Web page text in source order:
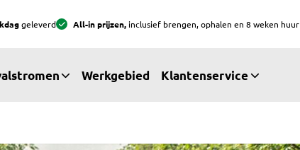
geleverd All-in prijzen, inclusief brengen, ophalen en 8 weken huur
Werkgebied Klantenservice